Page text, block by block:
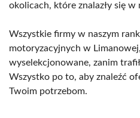
okolicach, które znalazły się w
Wszystkie firmy w naszym
motoryzacyjnych w
wyselekcjonowane, zanim
Wszystko po to, aby znaleźć
Twoim potrzebom.